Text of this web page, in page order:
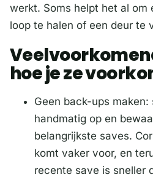
werkt. Soms helpt het al om
loop te halen of een deur te
hoe je ze
Geen back-ups maken:
handmatig op en
belangrijkste saves.
komt vaker voor, en
recente save is sneller